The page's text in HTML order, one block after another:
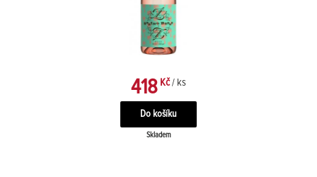
418 Kč / ks
Skladem